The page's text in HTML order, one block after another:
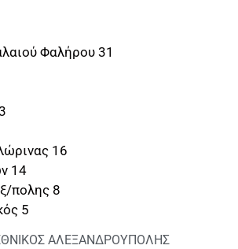
Φαλήρου 31
16
14
πολης 8
5
ΑΛΕΞΑΝΔΡΟΥΠΟΛΗΣ